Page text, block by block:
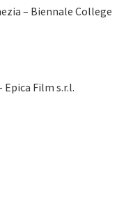
– Biennale College
Epica Film s.r.l.